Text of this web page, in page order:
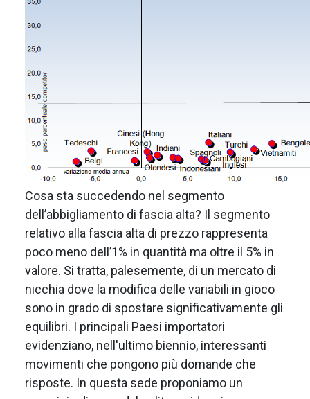
Cosa sta succedendo nel segmento
dell’abbigliamento di fascia alta? Il segmento
relativo alla fascia alta di prezzo rappresenta
poco meno dell’1% in quantità ma oltre il 5% in
valore. Si tratta, palesemente, di un mercato di
nicchia dove la modifica delle variabili in gioco
sono in grado di spostare significativamente gli
equilibri. I principali Paesi importatori
evidenziano, nell'ultimo biennio, interessanti
movimenti che pongono più domande che
risposte. In questa sede proponiamo un